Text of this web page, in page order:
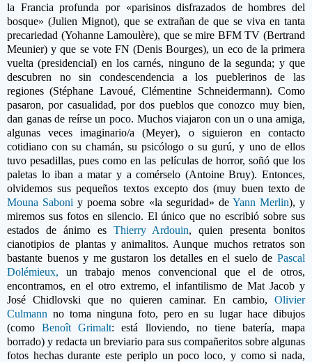
la Francia profunda por «parisinos disfrazados de hombres del
bosque» (Julien Mignot), que se extrañan de que se viva en tanta
precariedad (Yohanne Lamoulère), que se mire BFM TV (Bertrand
Meunier) y que se vote FN (Denis Bourges), un eco de la primera
vuelta (presidencial) en los carnés, ninguno de la segunda; y que
descubren no sin condescendencia a los pueblerinos de las
regiones(Stéphane Lavoué, Clémentine Schneidermann). Como
pasaron, por casualidad, por dos pueblos que conozco muy bien,
dan ganas de reírse un poco. Muchos viajaron con un o una amiga,
algunas veces imaginario/a (Meyer), o siguieron en contacto
cotidiano con su chamán, su psicólogo o su gurú, y uno de ellos
tuvo pesadillas, pues como en las películas de horror, soñó que los
paletas lo iban a matar y a comérselo (Antoine Bruy). Entonces,
olvidemos sus pequeños textos excepto dos (muy buen texto de
Mouna Saboni y poema sobre «la seguridad» de Yann Merlin), y
miremos sus fotos en silencio. El único que no escribió sobre sus
estados de ánimo es Thierry Ardouin, quien presenta bonitos
cianotipios de plantas y animalitos. Aunque muchos retratos son
bastante buenos y me gustaron los detalles en el suelo de Pascal
Dolémieux, un trabajo menos convencional que el de otros,
encontramos, en el otro extremo, el infantilismo de Mat Jacob y
José Chidlovski que no quieren caminar. En cambio, Olivier
Culmann no toma ninguna foto, pero en su lugar hace dibujos
(comoBenoît Grimalt: está lloviendo, no tiene batería, mapa
borrado) y redacta un breviario para sus compañeritos sobre algunas
fotos hechas durante este periplo un poco loco, y como si nada,